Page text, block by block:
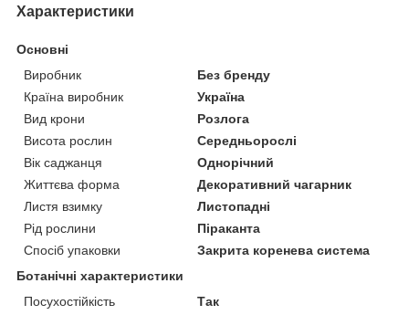
Характеристики
Основні
Виробник
Без бренду
Країна виробник
Україна
Вид крони
Розлога
Висота рослин
Середньорослі
Вік саджанця
Однорічний
Життєва форма
Декоративний чагарник
Листя взимку
Листопадні
Рід рослини
Піраканта
Спосіб упаковки
Закрита коренева система
Ботанічні характеристики
Посухостійкість
Так